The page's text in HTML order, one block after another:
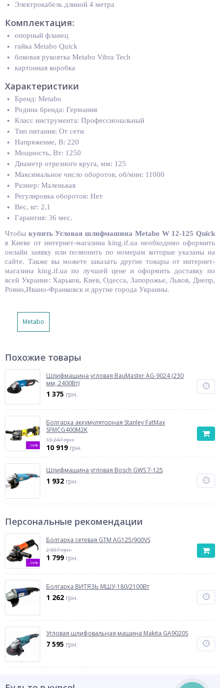
Электрокабель длиной 4 метра
Комплектация:
опорный фланец
гайка Metabo Quick
боковая рукоятка Metabo Vibra Tech
картонная коробка
Характеристики
Бренд: Metabo
Родина бренда: Германия
Класс инструмента: Профессиональный
Тип питания: От сети
Напряжение, В: 220
Мощность, Вт: 1250
Диаметр отрезного круга, мм: 125
Максимальное число оборотов, об/мин: 11000
Размер: Маленькая
Регулировка оборотов: Нет
Вес, кг: 2,1
Гарантия: 36 мес.
Чтобы купитьУгловая шлифмашина Metabo W 12-125 Quick
в Киеве от интернет-магазина king.if.ua необходимо оформить
онлайн заявку или позвонить по номерам которые указаны на
сайте. Также вы можете заказать другие товары от интернет-
магазина king.if.ua по лучшей цене и оформить доставку по
всей Украине: Харьков, Киев, Одесса, Запорожье, Львов, Днепр,
Ровно,Ивано-Франковск и другие города Украины.
Metabo
Похожие товары
Шлифмашина угловая BauMaster AG-9024 (230
мм, 2400Вт)
1 375 грн.
-18%
Болгарка аккумуляторная Stanley FatMax
SFMCG400M2K
13 247 грн.
10 919 грн.
Шлифмашина угловая Bosch GWS 7-125
1 932 грн.
Персональные рекомендации
-10%
Болгарка сетевая GTM AG125/900VS
2 007 грн.
1 799 грн.
Болгарка ВИТЯЗЬ МШУ-180/2100Вт
1 262 грн.
Угловая шлифовальная машина Makita GA9020S
7 595 грн.